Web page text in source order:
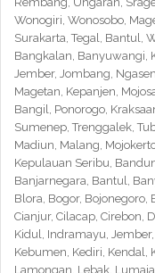
Wonogiri, Wonosobo,
Surakarta, Tegal, Bantul,
Bangkalan, Banyuwangi,
Jember, Jombang,
Magetan, Kepanjen,
Bangil, Ponorogo,
Sumenep, Trenggalek,
Madiun, Malang,
Kepulauan Seribu,
Banjarnegara, Bantul,
Blora, Bogor, Bojonegoro,
Cianjur, Cilacap, Cirebon,
Kidul, Indramayu,
Kebumen, Kediri, Kendal,
Lamongan, Lebak,